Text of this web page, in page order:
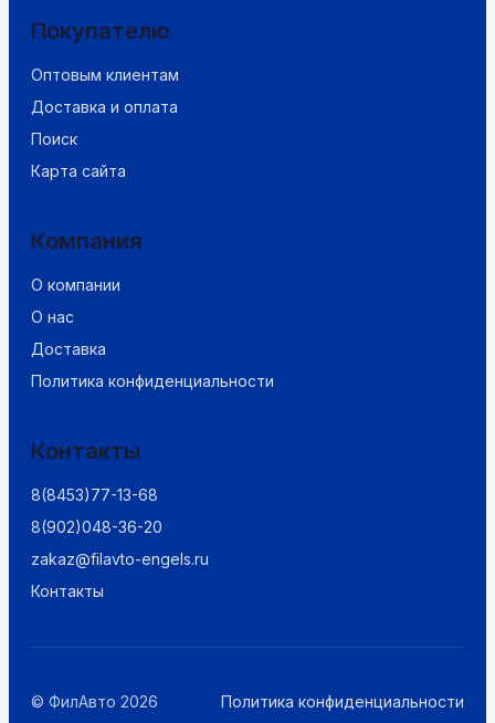
Покупателю
Оптовым клиентам
Доставка и оплата
Поиск
Карта сайта
Компания
О компании
О нас
Доставка
Политика конфиденциальности
Контакты
8(8453)77-13-68
8(902)048-36-20
zakaz@filavto-engels.ru
Контакты
© ФилАвто 2026 Политика конфиденциальности